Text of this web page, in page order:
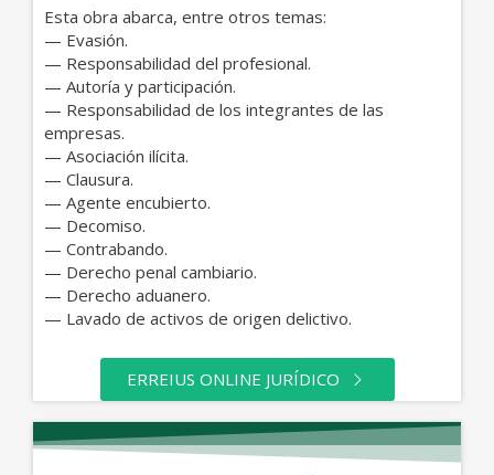
Esta obra abarca, entre otros temas:
— Evasión.
— Responsabilidad del profesional.
— Autoría y participación.
— Responsabilidad de los integrantes de las
empresas.
— Asociación ilícita.
— Clausura.
— Agente encubierto.
— Decomiso.
— Contrabando.
— Derecho penal cambiario.
— Derecho aduanero.
— Lavado de activos de origen delictivo.
ERREIUS ONLINE JURÍDICO